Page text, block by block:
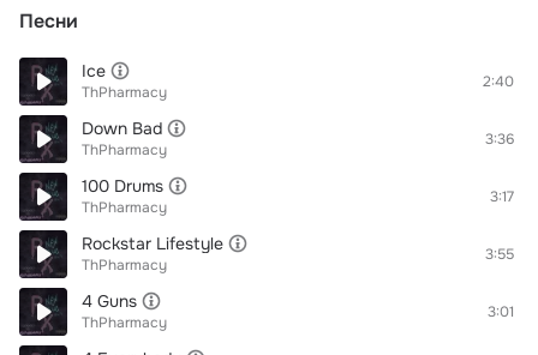
Песни
Ice
ThPharmacy
2:40
Down Bad
ThPharmacy
3:36
100 Drums
ThPharmacy
3:17
Rockstar Lifestyle
ThPharmacy
3:55
4 Guns
ThPharmacy
3:01